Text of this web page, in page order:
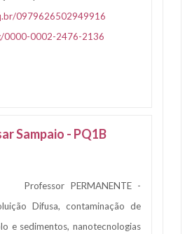
0979626502949916
0000-0002-2476-2136
Sampaio - PQ1B
Professor PERMANENTE -
Difusa, contaminação de
e sedimentos, nanotecnologias